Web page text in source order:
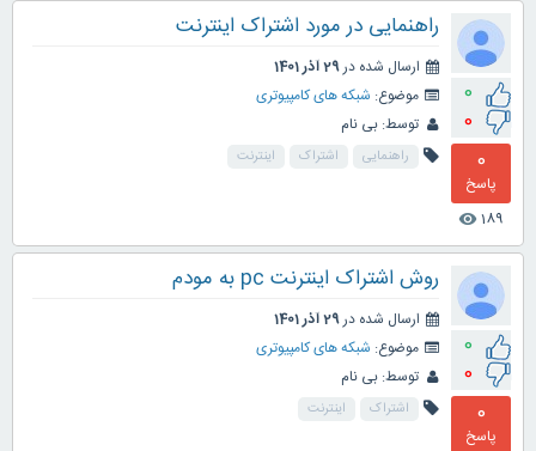
0
0
0
پاسخ
189
visibility
راهنمایی در مورد اشتراک اینترنت
ارسال شده در29 آذر 1401
موضوع: شبکه های کامپیوتری
توسط: بی نام
راهنمایی اشتراک اینترنت
0
0
0
پاسخ
روش اشتراک اینترنت pc به مودم
ارسال شده در29 آذر 1401
موضوع: شبکه های کامپیوتری
توسط: بی نام
اشتراک اینترنت